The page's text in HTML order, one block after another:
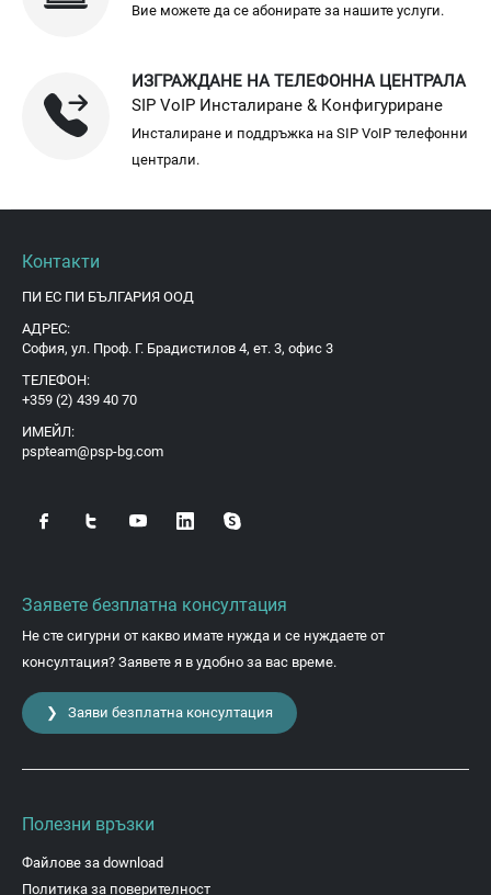
Вие можете да се абонирате за нашите услуги.
ИЗГРАЖДАНЕ НА ТЕЛЕФОННА ЦЕНТРАЛА
SIP VoIP Инсталиране & Конфигуриране
Инсталиране и поддръжка на SIP VoIP телефонни
централи.
Контакти
ПИ ЕС ПИ БЪЛГАРИЯ ООД
АДРЕС:
София, ул. Проф. Г. Брадистилов 4, ет. 3, офис 3
ТЕЛЕФОН:
+359 (2) 439 40 70
ИМЕЙЛ:
pspteam@psp-bg.com
Заявете безплатна консултация
Не сте сигурни от какво имате нужда и се нуждаете от
консултация? Заявете я в удобно за вас време.
❯ Заяви безплатна консултация
Полезни връзки
Файлове за download
Политика за поверителност